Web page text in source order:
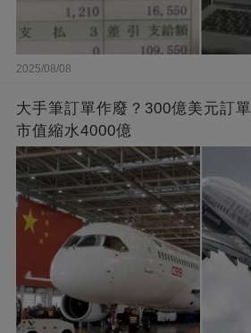
2025/08/08
大手筆訂單作廢？300億美元訂
市值縮水4000億